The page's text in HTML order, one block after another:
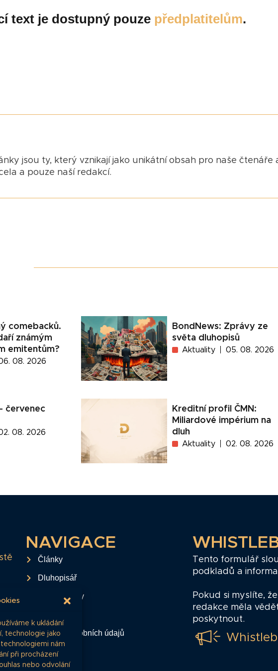
k ukládání
technologie jako
nám
při procházení
nebo odvolání
text je dostupný pouze předplatitelům.
jsou ty, který vznikají jako unikátní obsah pro naše čtenáře
a pouze naší redakcí.
comebacků.
známým
emitentům?
08. 2026
BondNews: Zprávy ze
světa dluhopisů
Aktuality 05. 08. 2026
červenec
08. 2026
Kreditní profil ČMN:
Miliardové impérium na
dluh
Aktuality 02. 08. 2026
NAVIGACE
Články
Dluhopisář
Časté dotazy
Ochrana osobních údajů
RSS Feed
Tento formulář
podkladů a
Pokud si myslíte,
redakce měla
poskytnout.